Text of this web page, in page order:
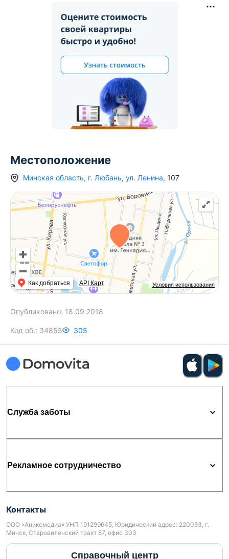
Местоположение
Минская область, г. Любань, ул. Ленина, 107
Условия использования
Как добраться API Карт
Опубликовано: 18.09.2018
Код об.: 34855 305
Служба заботы
Рекламное сотрудничество
Контакты
ООО «Аниксмедиа» УНП 191299645, Юридический адрес: 220053, г.
Минск, Старовиленский тракт 87, офис 303
Справочный центр